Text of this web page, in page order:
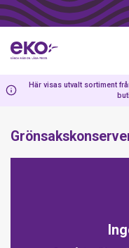
Här visas utvalt sortiment